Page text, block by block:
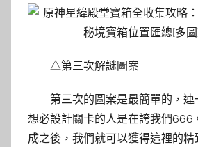
△第三次解謎圖案
第三次的圖案是最簡單的，連
想必設計關卡的人是在誇我們666
成之後，我們就可以獲得這裡的精